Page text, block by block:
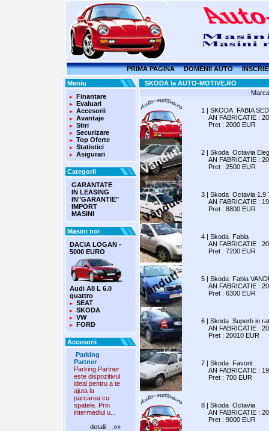
PRIMA PAGINA DOMENII AUTO
Meniu
Finantare
Evaluari
Accesorii
Avantaje
Stiri
Securizare
Top Oferte
Statistici
Asigurari
Categorii
GARANTATE
IN LEASING
IN"GARANTIE"
IMPORT
MASINI
Masini noi
DACIA LOGAN -
5000 EURO
Audi A8 L 6.0
quattro
SEAT
SKODA
VW
FORD
Accesorii
Parking
Partner
Parking Partner
este dispozitivul
ideal pentru a te
ajuta la
parcarea cu
spatele. Prin
intermediul u...
detalii ...»»
SKODA la AUTO-MOTIVE.RO
1 | SKODA FABIA
AN FABRICATIE :
Pret : 2000 EUR
2 | Skoda Octavia
AN FABRICATIE :
Pret : 2500 EUR
3 | Skoda Octavia 1.9
AN FABRICATIE :
Pret : 8800 EUR
4 | Skoda Fabia
AN FABRICATIE :
Pret : 7200 EUR
5 | Skoda Fabia
AN FABRICATIE :
Pret : 6300 EUR
6 | Skoda Superb in
AN FABRICATIE :
Pret : 20010 EUR
7 | Skoda Favorit
AN FABRICATIE :
Pret : 700 EUR
8 | Skoda Octavia
AN FABRICATIE :
Pret : 9000 EUR